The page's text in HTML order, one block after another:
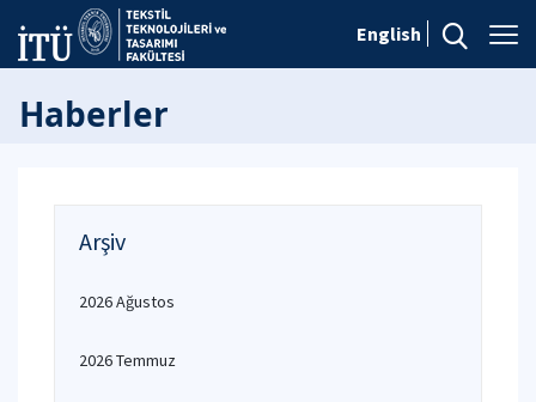
English
Haberler
Arşiv
2026 Ağustos
2026 Temmuz